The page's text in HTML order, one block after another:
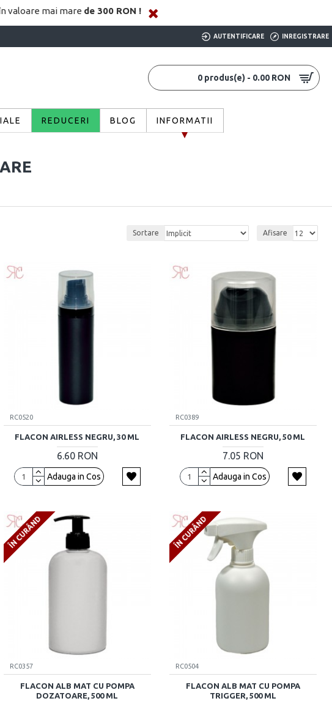
valoare mai mare de 300 RON !
AUTENTIFICARE INREGISTRARE
0 produs(e) - 0.00 RON
REDUCERI BLOG INFORMATII
Sortare Afisare
RC0520
FLACON AIRLESS NEGRU, 30 ML
6.60 RON
Adauga in Cos
RC0389
FLACON AIRLESS NEGRU, 50 ML
7.05 RON
Adauga in Cos
ÎN CURÂND
RC0357
FLACON ALB MAT CU POMPA
DOZATOARE, 500 ML
ÎN CURÂND
RC0504
FLACON ALB MAT CU POMPA
TRIGGER, 500 ML